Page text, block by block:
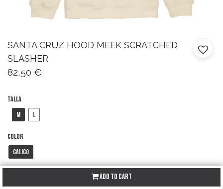
SANTA CRUZ HOOD MEEK SCRATCHED
SLASHER
82,50 €
Talla
M
L
Color
Calico
Add to Cart